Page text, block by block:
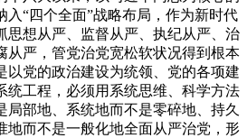
入“四个全面”战略布局，作为新时代
思想从严、监督从严、执纪从严、治
从严，管党治党宽松软状况得到根本
以党的政治建设为统领、党的各项建
统工程，必须用系统思维、科学方法
局部地、系统地而不是零碎地、持久
地而不是一般化地全面从严治党，形